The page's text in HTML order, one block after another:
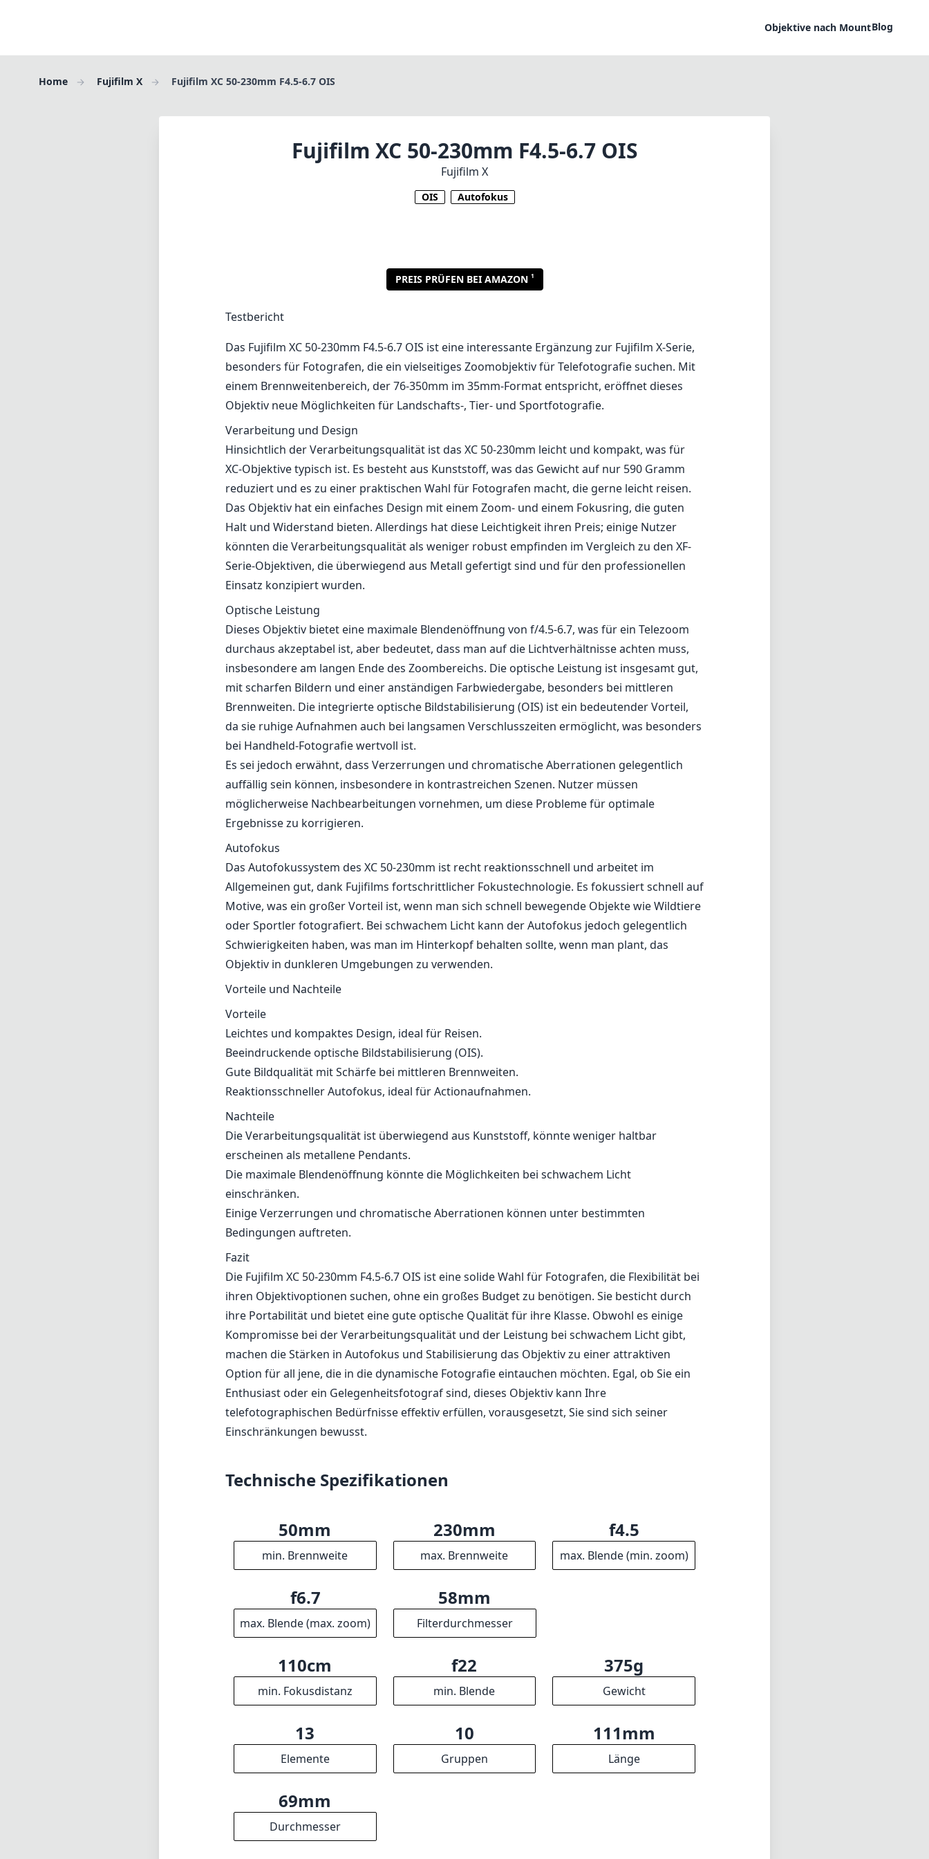
Objektive nach MountBlog
Home Fujifilm X Fujifilm XC 50-230mm F4.5-6.7 OIS
Fujifilm XC 50-230mm F4.5-6.7 OIS
Fujifilm X
OIS Autofokus
PREIS PRÜFEN BEI AMAZON 1
Testbericht
Das Fujifilm XC 50-230mm F4.5-6.7 OIS ist eine interessante Ergänzung zur Fujifilm X-Serie,
besonders für Fotografen, die ein vielseitiges Zoomobjektiv für Telefotografie suchen. Mit
einem Brennweitenbereich, der 76-350mm im 35mm-Format entspricht, eröffnet dieses
Objektiv neue Möglichkeiten für Landschafts-, Tier- und Sportfotografie.
Verarbeitung und Design
Hinsichtlich der Verarbeitungsqualität ist das XC 50-230mm leicht und kompakt, was für
XC-Objektive typisch ist. Es besteht aus Kunststoff, was das Gewicht auf nur 590 Gramm
reduziert und es zu einer praktischen Wahl für Fotografen macht, die gerne leicht reisen.
Das Objektiv hat ein einfaches Design mit einem Zoom- und einem Fokusring, die guten
Halt und Widerstand bieten. Allerdings hat diese Leichtigkeit ihren Preis; einige Nutzer
könnten die Verarbeitungsqualität als weniger robust empfinden im Vergleich zu den XF-
Serie-Objektiven, die überwiegend aus Metall gefertigt sind und für den professionellen
Einsatz konzipiert wurden.
Optische Leistung
Dieses Objektiv bietet eine maximale Blendenöffnung von f/4.5-6.7, was für ein Telezoom
durchaus akzeptabel ist, aber bedeutet, dass man auf die Lichtverhältnisse achten muss,
insbesondere am langen Ende des Zoombereichs. Die optische Leistung ist insgesamt gut,
mit scharfen Bildern und einer anständigen Farbwiedergabe, besonders bei mittleren
Brennweiten. Die integrierte optische Bildstabilisierung (OIS) ist ein bedeutender Vorteil,
da sie ruhige Aufnahmen auch bei langsamen Verschlusszeiten ermöglicht, was besonders
bei Handheld-Fotografie wertvoll ist.
Es sei jedoch erwähnt, dass Verzerrungen und chromatische Aberrationen gelegentlich
auffällig sein können, insbesondere in kontrastreichen Szenen. Nutzer müssen
möglicherweise Nachbearbeitungen vornehmen, um diese Probleme für optimale
Ergebnisse zu korrigieren.
Autofokus
Das Autofokussystem des XC 50-230mm ist recht reaktionsschnell und arbeitet im
Allgemeinen gut, dank Fujifilms fortschrittlicher Fokustechnologie. Es fokussiert schnell auf
Motive, was ein großer Vorteil ist, wenn man sich schnell bewegende Objekte wie Wildtiere
oder Sportler fotografiert. Bei schwachem Licht kann der Autofokus jedoch gelegentlich
Schwierigkeiten haben, was man im Hinterkopf behalten sollte, wenn man plant, das
Objektiv in dunkleren Umgebungen zu verwenden.
Vorteile und Nachteile
Vorteile
Leichtes und kompaktes Design, ideal für Reisen.
Beeindruckende optische Bildstabilisierung (OIS).
Gute Bildqualität mit Schärfe bei mittleren Brennweiten.
Reaktionsschneller Autofokus, ideal für Actionaufnahmen.
Nachteile
Die Verarbeitungsqualität ist überwiegend aus Kunststoff, könnte weniger haltbar
erscheinen als metallene Pendants.
Die maximale Blendenöffnung könnte die Möglichkeiten bei schwachem Licht
einschränken.
Einige Verzerrungen und chromatische Aberrationen können unter bestimmten
Bedingungen auftreten.
Fazit
Die Fujifilm XC 50-230mm F4.5-6.7 OIS ist eine solide Wahl für Fotografen, die Flexibilität bei
ihren Objektivoptionen suchen, ohne ein großes Budget zu benötigen. Sie besticht durch
ihre Portabilität und bietet eine gute optische Qualität für ihre Klasse. Obwohl es einige
Kompromisse bei der Verarbeitungsqualität und der Leistung bei schwachem Licht gibt,
machen die Stärken in Autofokus und Stabilisierung das Objektiv zu einer attraktiven
Option für all jene, die in die dynamische Fotografie eintauchen möchten. Egal, ob Sie ein
Enthusiast oder ein Gelegenheitsfotograf sind, dieses Objektiv kann Ihre
telefotographischen Bedürfnisse effektiv erfüllen, vorausgesetzt, Sie sind sich seiner
Einschränkungen bewusst.
Technische Spezifikationen
50mm
min. Brennweite
230mm
max. Brennweite
f4.5
max. Blende (min. zoom)
f6.7
max. Blende (max. zoom)
58mm
Filterdurchmesser
110cm
min. Fokusdistanz
f22
min. Blende
375g
Gewicht
13
Elemente
10
Gruppen
111mm
Länge
69mm
Durchmesser